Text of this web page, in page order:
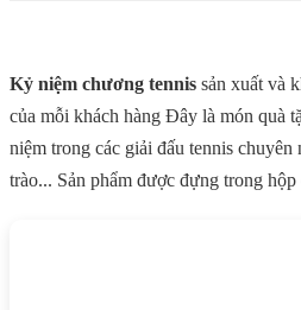
Kỷ niệm chương tennis sản xuất và
của mỗi khách hàng Đây là món quà
niệm trong các giải đấu tennis
trào... Sản phẩm được đựng trong hộp